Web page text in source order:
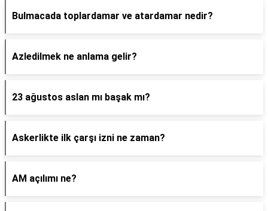
Bulmacada toplardamar ve atardamar nedir?
Azledilmek ne anlama gelir?
23 ağustos aslan mı başak mı?
Askerlikte ilk çarşı izni ne zaman?
AM açılımı ne?